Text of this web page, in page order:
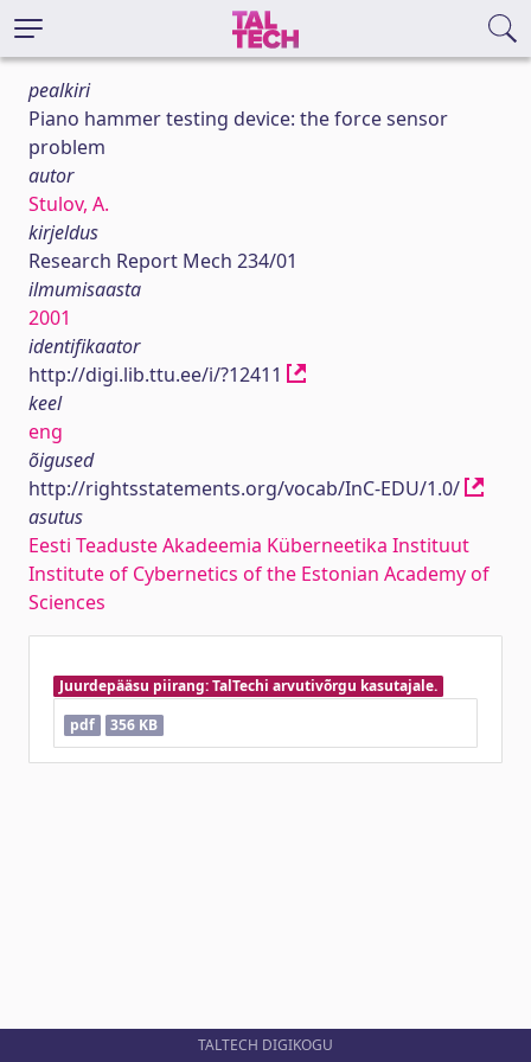
pealkiri
Piano hammer testing device: the force sensor
problem
autor
Stulov, A.
kirjeldus
Research Report Mech 234/01
ilmumisaasta
2001
identifikaator
http://digi.lib.ttu.ee/i/?12411
keel
eng
õigused
http://rightsstatements.org/vocab/InC-EDU/1.0/
asutus
Eesti Teaduste Akadeemia Küberneetika Instituut
Institute of Cybernetics of the Estonian Academy of
Sciences
Juurdepääsu piirang: TalTechi arvutivõrgu kasutajale.
pdf
356 KB
TALTECH DIGIKOGU